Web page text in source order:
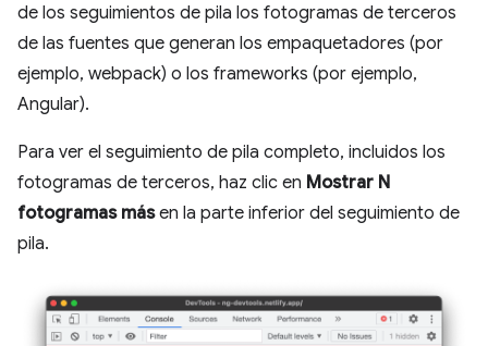
de los seguimientos de pila los fotogramas de terceros
de las fuentes que generan los empaquetadores (por
ejemplo, webpack) o los frameworks (por ejemplo,
Angular).
Para ver el seguimiento de pila completo, incluidos los
fotogramas de terceros, haz clic en Mostrar N
fotogramas másen la parte inferior del seguimiento de
pila.